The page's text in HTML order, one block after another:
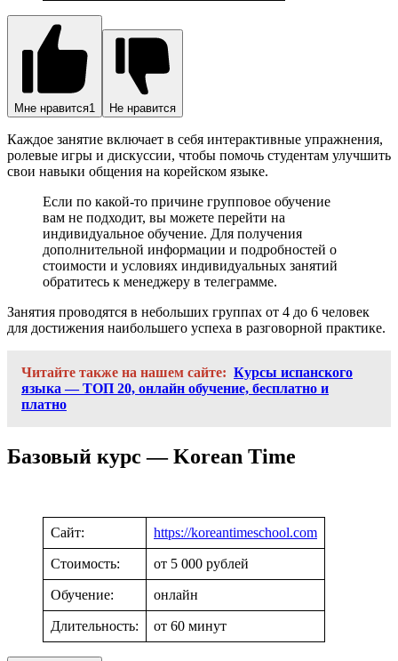
Мне нравится1 Не нравится
Каждое занятие включает в себя интерактивные упражнения,
ролевые игры и дискуссии, чтобы помочь студентам улучшить
свои навыки общения на корейском языке.
Если по какой-то причине групповое обучение
вам не подходит, вы можете перейти на
индивидуальное обучение. Для получения
дополнительной информации и подробностей о
стоимости и условиях индивидуальных занятий
обратитесь к менеджеру в телеграмме.
Занятия проводятся в небольших группах от 4 до 6 человек
для достижения наибольшего успеха в разговорной практике.
Читайте также на нашем сайте: Курсы испанского
языка — ТОП 20, онлайн обучение, бесплатно и
платно
Базовый курс — Korean Time
Сайт: https://koreantimeschool.com
Стоимость: от 5 000 рублей
Обучение: онлайн
Длительность: от 60 минут